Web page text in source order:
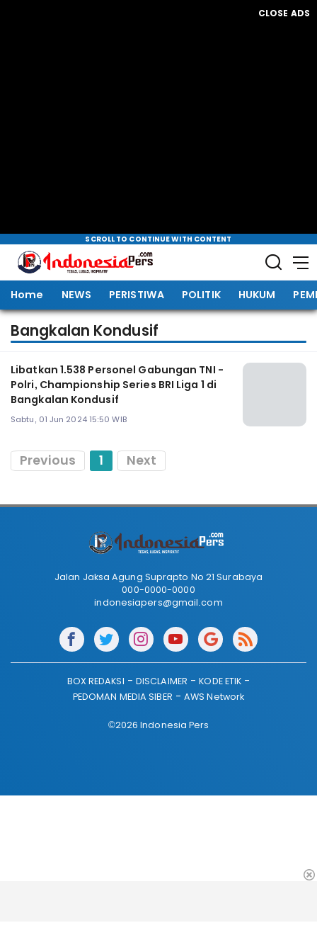
CLOSE ADS
SCROLL TO CONTINUE WITH CONTENT
Home NEWS PERISTIWA POLITIK HUKUM
Bangkalan Kondusif
Libatkan 1.538 Personel Gabungan TNI -
Polri, Championship Series BRI Liga 1 di
Bangkalan Kondusif
Sabtu, 01 Jun 2024 15:50 WIB
Previous 1 Next
Jalan Jaksa Agung Suprapto No 21 Surabaya
000-0000-0000
indonesiapers@gmail.com
BOX REDAKSI DISCLAIMER
KODE ETIK
PEDOMAN MEDIA SIBER
AWS Network
©2026 Indonesia Pers